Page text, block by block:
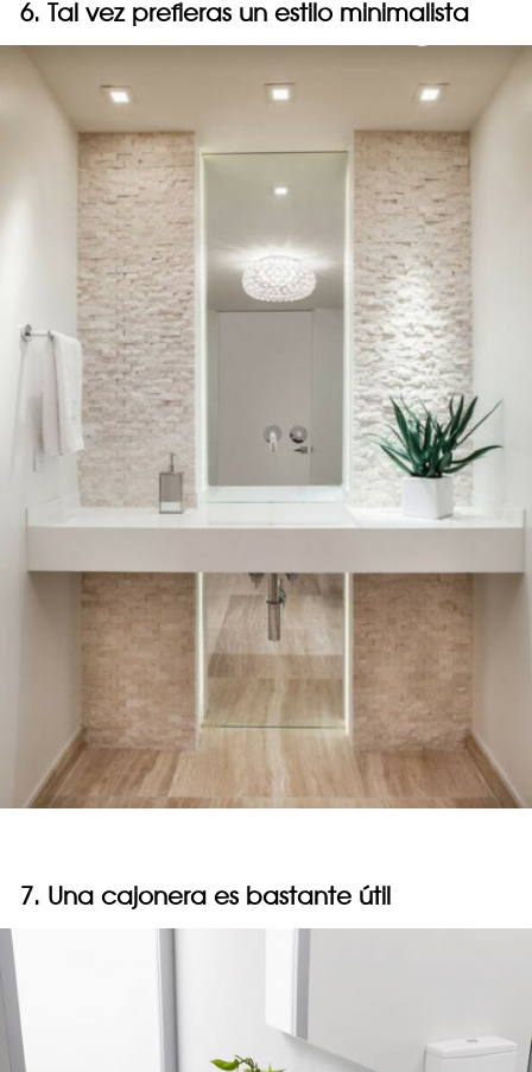
6. Tal vez prefieras un estilo minimalista
7. Una cajonera es bastante útil